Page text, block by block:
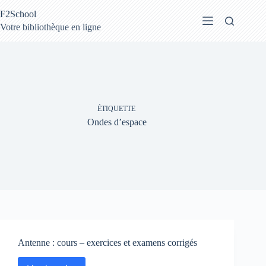
au
contenu
F2School
Votre bibliothèque en ligne
ÉTIQUETTE
Ondes d’espace
Antenne : cours – exercices et examens corrigés